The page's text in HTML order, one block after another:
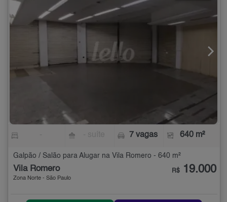
7 vagas 640 m²
Galpão / Salão para Alugar na Vila Romero - 640 m²
Vila Romero
Zona Norte - São Paulo
R$ 19.000